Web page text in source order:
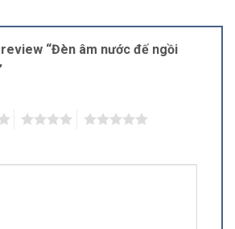
“Đèn âm nước đế ngồi